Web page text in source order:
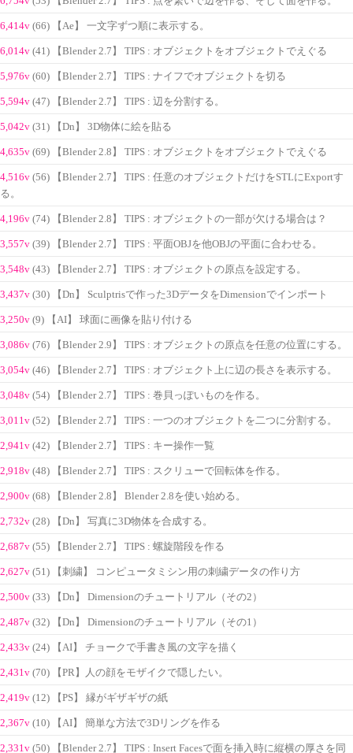
6,414v (66) 【Ae】 一文字ずつ順に表示する。
6,014v (41) 【Blender 2.7】 TIPS : オブジェクトをオブジェクトでえぐる
5,976v (60) 【Blender 2.7】 TIPS : ナイフでオブジェクトを切る
5,594v (47) 【Blender 2.7】 TIPS : 辺を分割する。
5,042v (31) 【Dn】 3D物体に絵を貼る
4,635v (69) 【Blender 2.8】 TIPS : オブジェクトをオブジェクトでえぐる
4,516v (56) 【Blender 2.7】 TIPS : 任意のオブジェクトだけをSTLにExportす
る。
4,196v (74) 【Blender 2.8】 TIPS : オブジェクトの一部が欠ける場合は？
3,557v (39) 【Blender 2.7】 TIPS : 平面OBJを他OBJの平面に合わせる。
3,548v (43) 【Blender 2.7】 TIPS : オブジェクトの原点を設定する。
3,437v (30) 【Dn】 Sculptrisで作った3DデータをDimensionでインポート
3,250v (9) 【AI】 球面に画像を貼り付ける
3,086v (76) 【Blender 2.9】 TIPS : オブジェクトの原点を任意の位置にする。
3,054v (46) 【Blender 2.7】 TIPS : オブジェクト上に辺の長さを表示する。
3,048v (54) 【Blender 2.7】 TIPS : 巻貝っぽいものを作る。
3,011v (52) 【Blender 2.7】 TIPS : 一つのオブジェクトを二つに分割する。
2,941v (42) 【Blender 2.7】 TIPS : キー操作一覧
2,918v (48) 【Blender 2.7】 TIPS : スクリューで回転体を作る。
2,900v (68) 【Blender 2.8】 Blender 2.8を使い始める。
2,732v (28) 【Dn】 写真に3D物体を合成する。
2,687v (55) 【Blender 2.7】 TIPS : 螺旋階段を作る
2,627v (51) 【刺繍】 コンピュータミシン用の刺繍データの作り方
2,500v (33) 【Dn】 Dimensionのチュートリアル（その2）
2,487v (32) 【Dn】 Dimensionのチュートリアル（その1）
2,433v (24) 【AI】 チョークで手書き風の文字を描く
2,431v (70) 【PR】人の顔をモザイクで隠したい。
2,419v (12) 【PS】 縁がギザギザの紙
2,367v (10) 【AI】 簡単な方法で3Dリングを作る
2,331v (50) 【Blender 2.7】 TIPS : Insert Facesで面を挿入時に縦横の厚さを同